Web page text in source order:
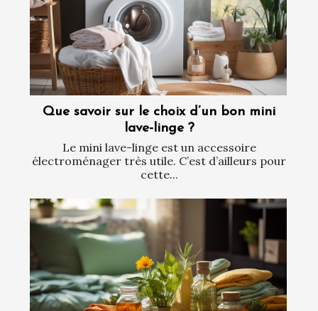
Que savoir sur le choix d’un bon mini
lave-linge ?
Le mini lave-linge est un accessoire
électroménager très utile. C’est d’ailleurs pour
cette...